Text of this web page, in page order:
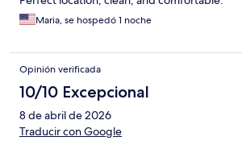
Maria, se hospedó 1 noche
Opinión verificada
10/10 Excepcional
8 de abril de 2026
Traducir con Google